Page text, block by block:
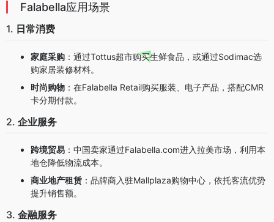
Falabella应用场景
1. 日常消费
家庭采购 ：通过Tottus超市购买生鲜食品，或通过Sodimac选
购家居装修材料。
时尚购物 ：在Falabella Retail购买服装、电子产品，搭配CMR
卡分期付款。
2. 企业服务
跨境贸易 ：中国卖家通过Falabella.com进入拉美市场，利用本
地仓降低物流成本。
商业地产租赁 ：品牌商入驻Mallplaza购物中心，依托客流优势
提升销售额。
3. 金融服务